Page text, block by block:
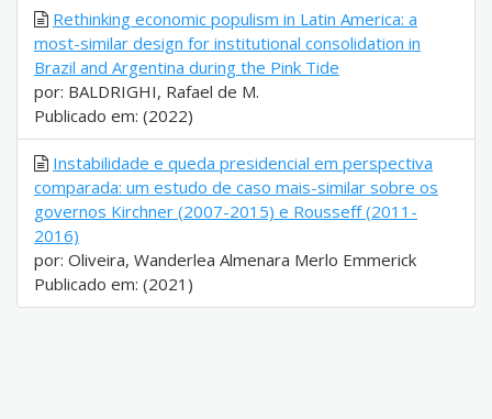
Rethinking economic populism in Latin America: a
most-similar design for institutional consolidation in
Brazil and Argentina during the Pink Tide
por: BALDRIGHI, Rafael de M.
Publicado em: (2022)
Instabilidade e queda presidencial em perspectiva
comparada: um estudo de caso mais-similar sobre os
governos Kirchner (2007-2015) e Rousseff (2011-
2016)
por: Oliveira, Wanderlea Almenara Merlo Emmerick
Publicado em: (2021)